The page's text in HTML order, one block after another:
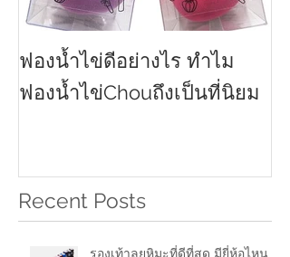
ฟองน้ำไข่ดีอย่างไร ทำไม
ฟองน้ำไข่Chouถึงเป็นที่นิยม
Recent Posts
รองเท้าลุยหิมะที่ดีที่สุด มียี่ห้อไหน